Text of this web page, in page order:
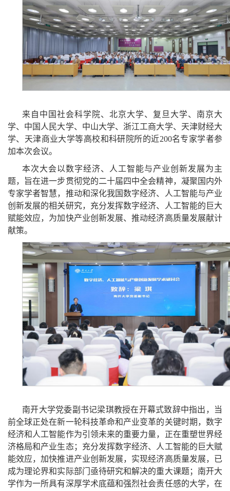
来自中国社会科学院、北京大学、复旦大学、南京大
学、中国人民大学、中山大学、浙江工商大学、天津财经大
学、天津商业大学等高校和科研院所的近200名专家学者参
加本次会议。
本次大会以数字经济、人工智能与产业创新发展为主
题，旨在进一步贯彻党的二十届四中全会精神，凝聚国内外
专家学者智慧，推动和深化我国数字经济、人工智能与产业
创新发展的相关研究，充分发挥数字经济、人工智能的巨大
赋能效应，为加快产业创新发展、推动经济高质量发展献计
献策。
南开大学党委副书记梁琪教授在开幕式致辞中指出，当
前全球正处在新一轮科技革命和产业变革的关键时期，数字
经济和人工智能作为引领未来的重要力量，正在重塑世界经
济格局和产业生态；充分发挥数字经济、人工智能的巨大赋
能效应，加快推进产业创新发展，实现经济高质量发展，已
成为理论界和实际部门亟待研究和解决的重大课题；南开大
学作为一所具有深厚学术底蕴和强烈社会责任感的大学，在